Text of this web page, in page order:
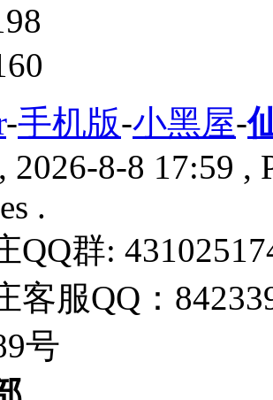
-手机版-小黑屋-
2026-8-8 17:59 ,
.
QQ群:
客服QQ：
号